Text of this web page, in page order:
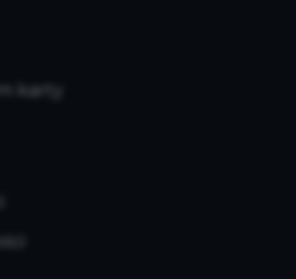
karty